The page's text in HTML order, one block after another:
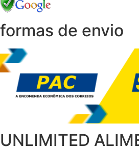
formas de envio
UNLIMITED